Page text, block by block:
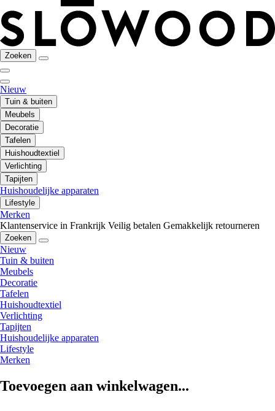
Zoeken
Nieuw
Tuin & buiten
Meubels
Decoratie
Tafelen
Huishoudtextiel
Verlichting
Tapijten
Huishoudelijke apparaten
Lifestyle
Merken
Klantenservice in Frankrijk Veilig betalen Gemakkelijk retourneren
Zoeken
Nieuw
Tuin & buiten
Meubels
Decoratie
Tafelen
Huishoudtextiel
Verlichting
Tapijten
Huishoudelijke apparaten
Lifestyle
Merken
Toevoegen aan winkelwagen...